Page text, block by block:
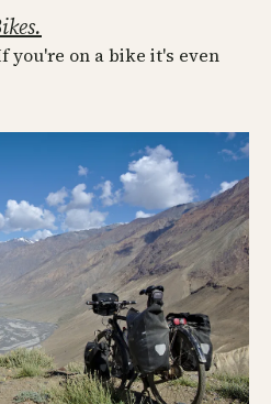
you're on a bike it's even